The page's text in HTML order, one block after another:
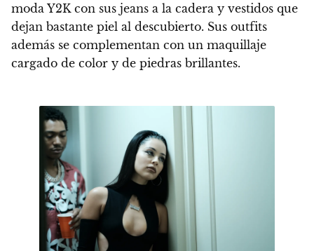
moda Y2K con sus jeans a la cadera y vestidos que
dejan bastante piel al descubierto. Sus outfits
además se complementan con un maquillaje
cargado de color y de piedras brillantes.